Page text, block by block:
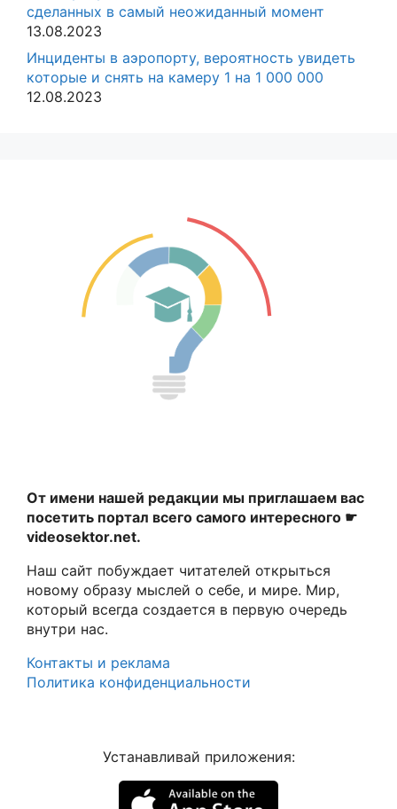
сделанных в самый неожиданный момент
13.08.2023
Инциденты в аэропорту, вероятность увидеть
которые и снять на камеру 1 на 1 000 000
12.08.2023
От имени нашей редакции мы приглашаем вас
посетить портал всего самого интересного ☛
videosektor.net.
Наш сайт побуждает читателей открыться
новому образу мыслей о себе, и мире. Мир,
который всегда создается в первую очередь
внутри нас.
Контакты и реклама
Политика конфиденциальности
Устанавливай приложения: